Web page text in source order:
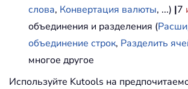
слова, Конвертация валюты, ...) |7
объединения и разделения (
объединение строк, Разделить
многое другое
Используйте Kutools на